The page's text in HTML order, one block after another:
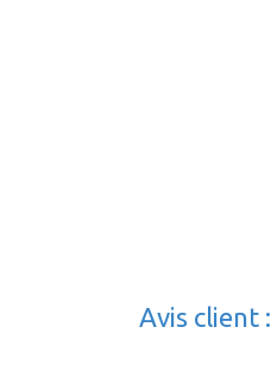
Avis client :